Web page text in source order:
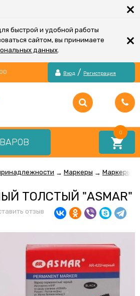
×
быстрой и удобной работы
сайтом, вы принимаете
данных.
×
Вход / Регистрация
0
→ Маркеры → Маркеры
ТОЛСТЫЙ "ASMAR"
отзыв